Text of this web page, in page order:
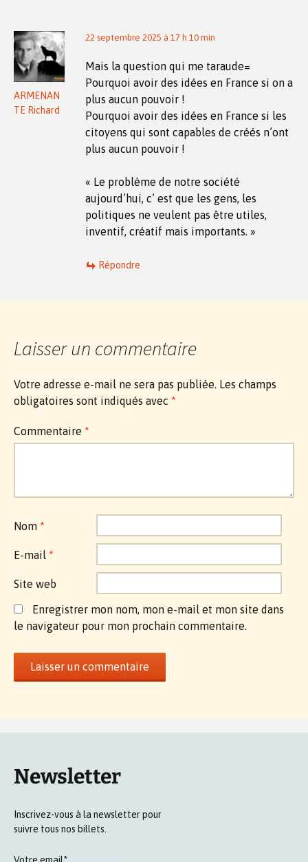
ARMENAN
TE Richard
22 septembre 2025 à 17 h 10 min
Mais la question qui me taraude=
Pourquoi avoir des idées en France si on a
plus aucun pouvoir !
Pourquoi avoir des idées en France si les
citoyens qui sont capables de créés n’ont
plus aucun pouvoir !
« Le problème de notre société
aujourd’hui, c’ est que les gens, les
politiques ne veulent pas être utiles,
inventif, créatif mais importants. »
Répondre
Laisser un commentaire
Votre adresse e-mail ne sera pas publiée. Les champs
obligatoires sont indiqués avec *
Commentaire *
Nom *
E-mail *
Site web
Enregistrer mon nom, mon e-mail et mon site dans
le navigateur pour mon prochain commentaire.
Newsletter
Inscrivez-vous à la newsletter pour
suivre tous nos billets.